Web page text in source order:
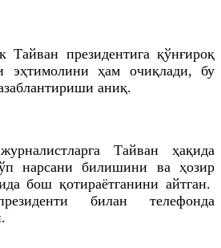
Тайван президентига қўнғироқ
эҳтимолини ҳам очиқлади, бу
аниқ.
Тайван ҳақида
нарсани билишини ва ҳозир
бош қотираётганини айтган.
билан телефонда